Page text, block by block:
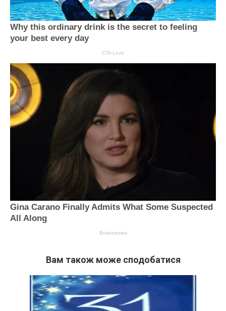
Вам також може сподобатися